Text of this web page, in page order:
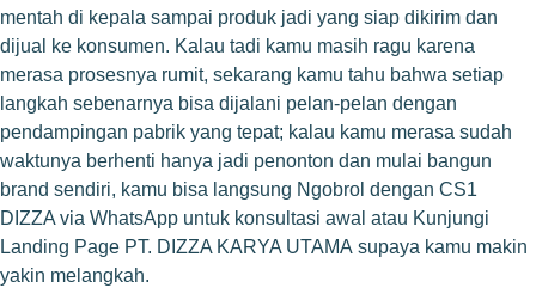
mentah di kepala sampai produk jadi yang siap dikirim dan
dijual ke konsumen. Kalau tadi kamu masih ragu karena
merasa prosesnya rumit, sekarang kamu tahu bahwa setiap
langkah sebenarnya bisa dijalani pelan-pelan dengan
pendampingan pabrik yang tepat; kalau kamu merasa sudah
waktunya berhenti hanya jadi penonton dan mulai bangun
brand sendiri, kamu bisa langsung Ngobrol dengan CS1
DIZZA via WhatsApp untuk konsultasi awal atau Kunjungi
Landing Page PT. DIZZA KARYA UTAMA supaya kamu makin
yakin melangkah.